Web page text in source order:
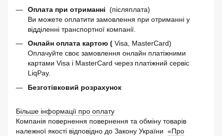
Оплата при отриманні (післяплата)
Ви можете оплатити замовлення при отриманні у
відділенні транспортної компанії.
Онлайн оплата картою ( Visa, MasterCard)
Оплачуйте своє замовлення онлайн платіжними
картами Visa і MasterCard через платіжний сервіс
LiqPay.
Безготівковий розрахунок
Більше інформації про оплату
Компанія повернення повернення та обміну товарів
належної якості відповідно до Закону України «Про